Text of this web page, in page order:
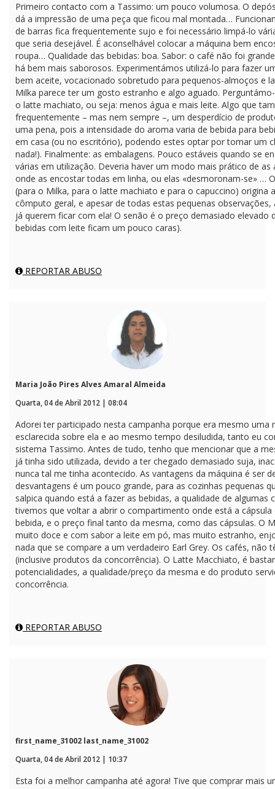
Primeiro contacto com a Tassimo: um pouco volumosa. O
dá a impressão de uma peça que ficou mal montada…
de barras fica frequentemente sujo e foi necessário limpá-lo
que seria desejável. É aconselhável colocar a máquina bem
roupa… Qualidade das bebidas: boa. Sabor: o café não foi
há bem mais saborosos. Experimentámos utilizá-lo para fazer
bem aceite, vocacionado sobretudo para pequenos-almoços e
Milka parece ter um gosto estranho e algo aguado.
o latte machiato, ou seja: menos água e mais leite. Algo que
frequentemente – mas nem sempre –, um desperdício de
uma pena, pois a intensidade do aroma varia de bebida para
em casa (ou no escritório), podendo estes optar por tomar um
nada!). Finalmente: as embalagens. Pouco estáveis quando se
várias em utilização. Deveria haver um modo mais prático de
onde as encostar todas em linha, ou elas «desmoronam-se» …
(para o Milka, para o latte machiato e para o capuccino)
cômputo geral, e apesar de todas estas pequenas
já querem ficar com ela! O senão é o preço demasiado
bebidas com leite ficam um pouco caras).
REPORTAR ABUSO
Maria João Pires Alves Amaral Almeida
Quarta, 04 de Abril 2012 | 08:04
Adorei ter participado nesta campanha porque era mesmo
esclarecida sobre ela e ao mesmo tempo desiludida, tanto eu
sistema Tassimo. Antes de tudo, tenho que mencionar que a
já tinha sido utilizada, devido a ter chegado demasiado suja,
nunca tal me tinha acontecido. As vantagens da máquina é ser
desvantagens é um pouco grande, para as cozinhas pequenas
salpica quando está a fazer as bebidas, a qualidade de
tivemos que voltar a abrir o compartimento onde está a
bebida, e o preço final tanto da mesma, como das cápsulas. O
muito doce e com sabor a leite em pó, mas muito estranho,
nada que se compare a um verdadeiro Earl Grey. Os cafés,
(inclusive produtos da concorrência). O Latte Macchiato, é
potencialidades, a qualidade/preço da mesma e do produto
concorrência.
REPORTAR ABUSO
first_name_31002 last_name_31002
Quarta, 04 de Abril 2012 | 10:37
Esta foi a melhor campanha até agora! Tive que comprar mais